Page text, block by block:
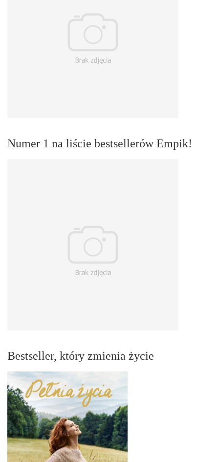
Numer 1 na liście bestsellerów Empik!
Bestseller, który zmienia życie